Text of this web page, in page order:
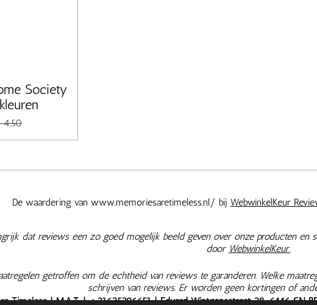
Society
4,50
De waardering van www.memoriesaretimeless.nl/ bij WebwinkelKeur
dat reviews een zo goed mogelijk beeld geven over onze producten en
door WebwinkelKeur.
getroffen om de echtheid van reviews te garanderen. Welke
schrijven van reviews. Er worden geen kortingen of
Timeless| M.A.T. | +31625396651| Eduard Wintgensstraat 28, 6446 SN